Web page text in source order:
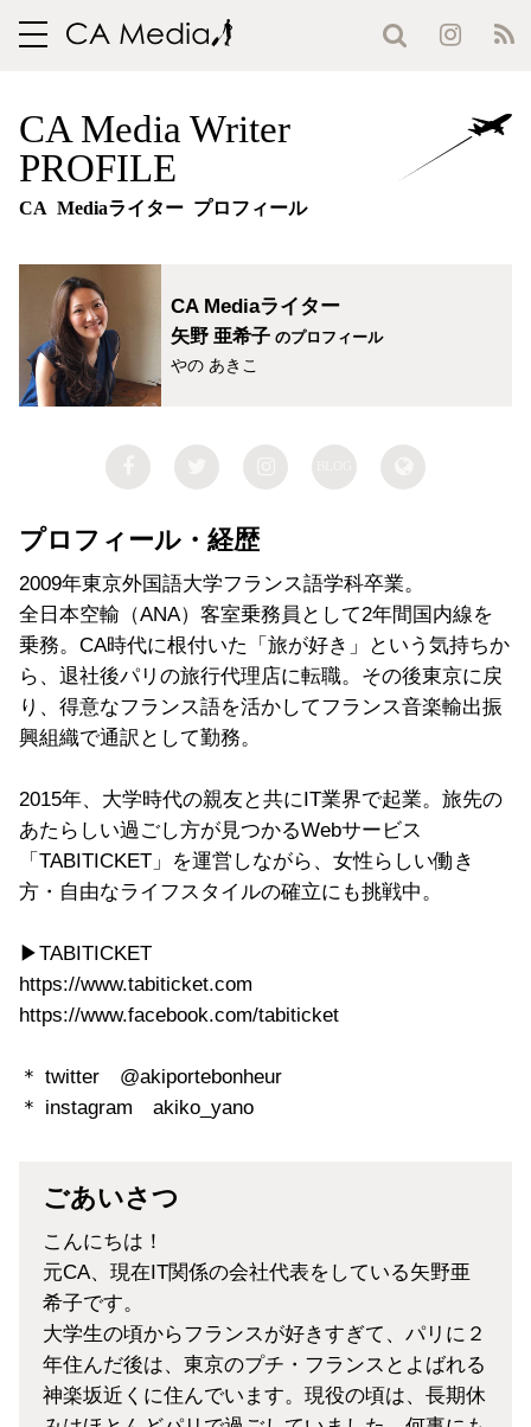
toggle
CA Media Writer
PROFILE
CA Mediaライター プロフィール
CA Mediaライター
矢野 亜希子 のプロフィール
やの あきこ
プロフィール・経歴
2009年東京外国語大学フランス語学科卒業。
全日本空輸（ANA）客室乗務員として2年間国内線を
乗務。CA時代に根付いた「旅が好き」という気持ちか
ら、退社後パリの旅行代理店に転職。その後東京に戻
り、得意なフランス語を活かしてフランス音楽輸出振
興組織で通訳として勤務。
2015年、大学時代の親友と共にIT業界で起業。旅先の
あたらしい過ごし方が見つかるWebサービス
「TABITICKET」を運営しながら、女性らしい働き
方・自由なライフスタイルの確立にも挑戦中。
▶︎TABITICKET
https://www.tabiticket.com
https://www.facebook.com/tabiticket
＊ twitter @akiportebonheur
＊ instagram akiko_yano
ごあいさつ
こんにちは！
元CA、現在IT関係の会社代表をしている矢野亜
希子です。
大学生の頃からフランスが好きすぎて、パリに２
年住んだ後は、東京のプチ・フランスとよばれる
神楽坂近くに住んでいます。現役の頃は、長期休